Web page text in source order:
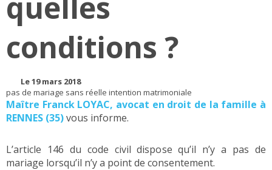
conditions ?
Le 19 mars 2018
pas de mariage sans réelle intention matrimoniale
Maître Franck LOYAC, avocat en droit de la famille à
RENNES (35)vous informe.
L’article 146 du code civil dispose qu’il n’y a pas de
mariage lorsqu’il n’y a point de consentement.